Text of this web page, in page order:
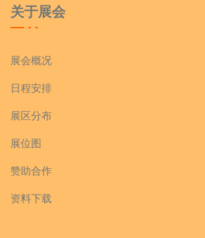
关于展会
展会概况
日程安排
展区分布
展位图
赞助合作
资料下载